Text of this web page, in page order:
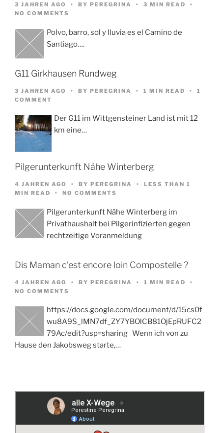
3 JAHREN AGO BY PEREGRINA
3 MIN READ
NO COMMENTS
Polvo, barro, sol y lluvia es el Camino de
Santiago….
G11 Girkhausen Rundweg
3 JAHREN AGO BY PEREGRINA 1 MIN READ
1
COMMENT
Der G11 im Wittgensteiner Land ist mit 12
km eine…
Pilgerunterkunft Nähe Winterberg
4 JAHREN AGO BY PEREGRINA
LESS THAN 1
MIN READ
NO COMMENTS
Pilgerunterkunft Nähe Winterberg im
Privathaushalt bei Pilgerinfizierten gegen
rechtzeitige Voranmeldung
Dis Maman c’est encore loin Compostelle ?
4 JAHREN AGO BY PEREGRINA
1 MIN READ
NO COMMENTS
https://docs.google.com/document/d/15cs0f
wu8A9S_lMN7df_ZY7YBOlCB81OjEpRUFC2
79Ac/edit?usp=sharing Wenn ich von zu
Hause den Jakobsweg starte,…